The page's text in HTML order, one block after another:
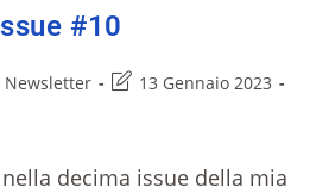
#10
Newsletter
13 Gennaio 2023
decima issue della mia